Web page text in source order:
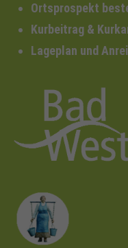
Ortsprospekt
Kurbeitrag &
Lageplan und